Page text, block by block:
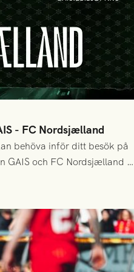
- FC Nordsjælland
behöva inför ditt besök på
GAIS och FC Nordsjælland i
kl 19.00 på torsdag